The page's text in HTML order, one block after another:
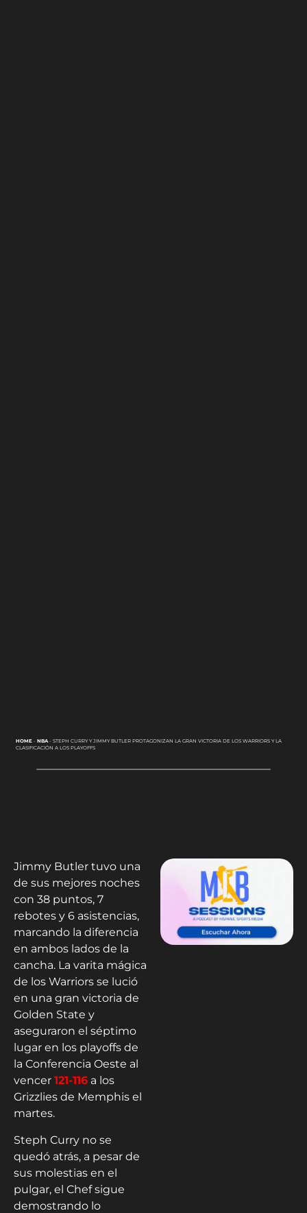
HOME- NBA- STEPH CURRY Y JIMMY BUTLER PROTAGONIZAN LA GRAN VICTORIA DE LOS WARRIORS Y LA
CLASIFICACIÓN A LOS PLAYOFFS
Jimmy Butler tuvo una
de sus mejores noches
con 38 puntos, 7
rebotes y 6 asistencias,
marcando la diferencia
en ambos lados de la
cancha. La varita mágica
de los Warriors se lució
en una gran victoria de
Golden State y
aseguraron el séptimo
lugar en los playoffs de
la Conferencia Oeste al
vencer 121-116 a los
Grizzlies de Memphis el
martes.
Steph Curry no se
quedó atrás, a pesar de
sus molestias en el
pulgar, el Chef sigue
demostrando lo